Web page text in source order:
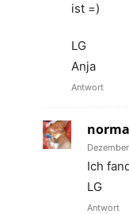
ist =)
LG
Anja
Antwort
Ich
LG
Antwort